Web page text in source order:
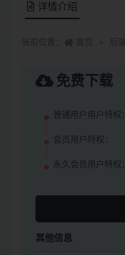
详情介绍
免费下载
普通用户用户特权：
会员用户特权：
永久会员用户特权：
其他信息